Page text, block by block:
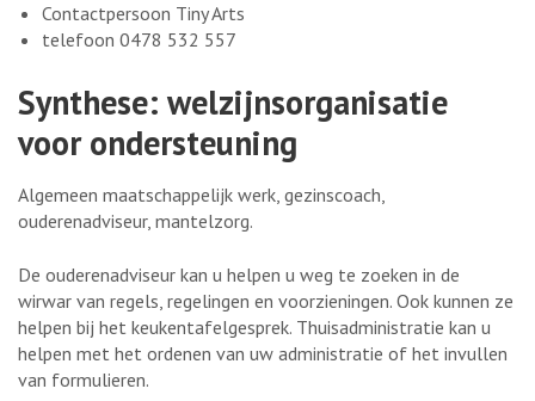
Contactpersoon Tiny Arts
telefoon 0478 532 557
Synthese: welzijnsorganisatie
voor ondersteuning
Algemeen maatschappelijk werk, gezinscoach,
ouderenadviseur, mantelzorg.
De ouderenadviseur kan u helpen u weg te zoeken in de
wirwar van regels, regelingen en voorzieningen. Ook kunnen ze
helpen bij het keukentafelgesprek. Thuisadministratie kan u
helpen met het ordenen van uw administratie of het invullen
van formulieren.